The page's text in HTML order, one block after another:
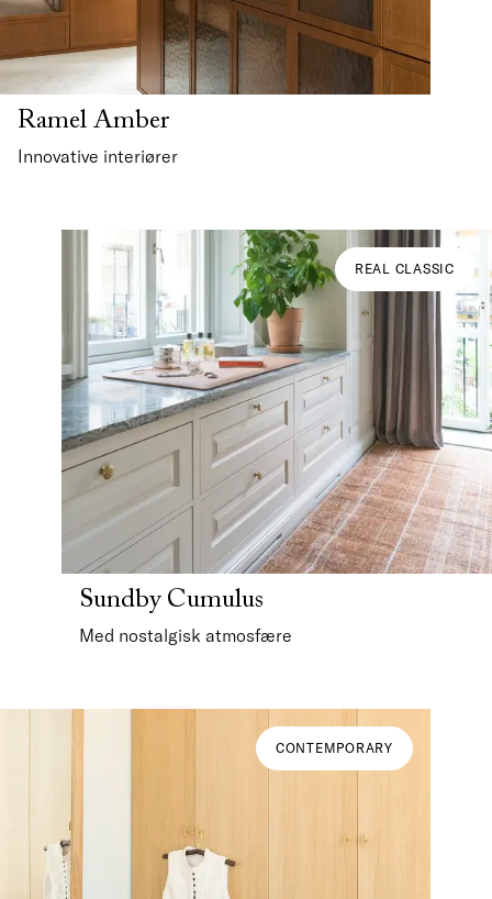
Ramel Amber
Innovative interiører
REAL CLASSIC
Sundby Cumulus
Med nostalgisk atmosfære
CONTEMPORARY